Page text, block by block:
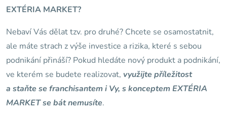
EXTÉRIA MARKET?
Nebaví Vás dělat tzv. pro druhé? Chcete se osamostatnit,
ale máte strach z výše investice a rizika, které s sebou
podnikání přináší? Pokud hledáte nový produkt a podnikání,
ve kterém se budete realizovat, využijte příležitost
a staňte se franchisantem i Vy, s konceptem EXTÉRIA
MARKET se bát nemusíte.